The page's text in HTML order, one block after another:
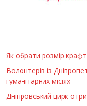
Як обрати розмір
Волонтерів із
гуманітарних місіях
Дніпровський цирк